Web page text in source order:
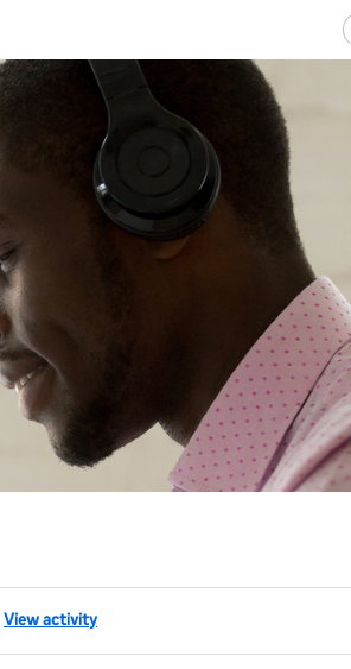
View activity